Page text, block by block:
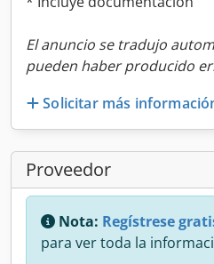
El anuncio se tradujo
pueden haber producido
Solicitar más
Proveedor
Nota: Regístrese
para ver toda la